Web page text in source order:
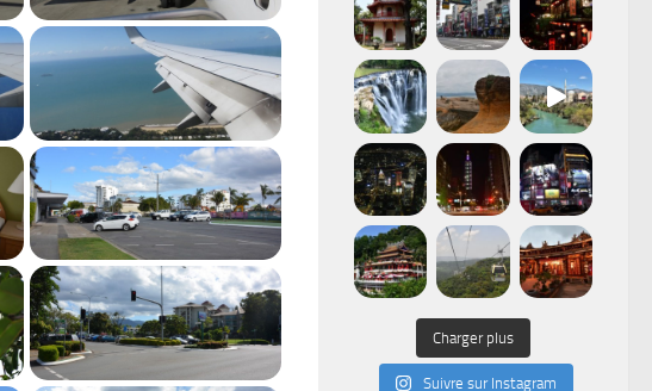
Charger plus
Suivre sur Instagram